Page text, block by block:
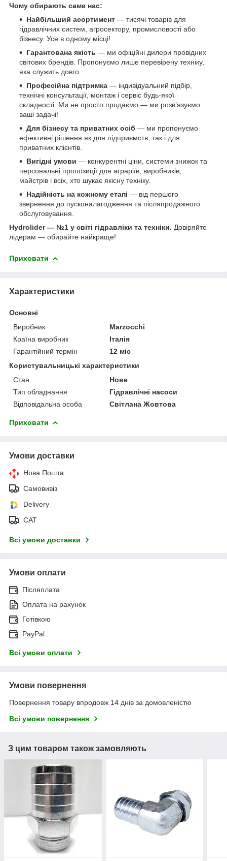
Чому обирають саме нас:
Найбільший асортимент — тисячі товарів для
гідравлічних систем, агросектору, промисловості або
бізнесу. Усе в одному місці!
Гарантована якість — ми офіційні дилери провідних
світових брендів. Пропонуємо лише перевірену техніку,
яка служить довго.
Професійна підтримка — індивідуальний підбір,
технічні консультації, монтаж і сервіс будь-якої
складності. Ми не просто продаємо — ми розв’язуємо
ваші задачі!
Для бізнесу та приватних осіб — ми пропонуємо
ефективні рішення як для підприємств, так і для
приватних клієнтів.
Вигідні умови — конкурентні ціни, системи знижок та
персональні пропозиції для аграріїв, виробників,
майстрів і всіх, хто шукає якісну техніку.
Надійність на кожному етапі — від першого
звернення до пусконалагодження та післяпродажного
обслуговування.
Hydrolider — №1 у світі гідравліки та техніки. Довіряйте
лідерам — обирайте найкраще!
Приховати
Характеристики
Основні
Виробник
Marzocchi
Країна виробник
Італія
Гарантійний термін
12 міс
Користувальницькі характеристики
Стан
Нове
Тип обладнання
Гідравлічні насоси
Відповідальна особа
Світлана Жовтова
Приховати
Умови доставки
Нова Пошта
Самовивіз
Delivery
САТ
Всі умови доставки
Умови оплати
Післяплата
Оплата на рахунок
Готівкою
PayPal
Всі умови оплати
Умови повернення
Повернення товару впродовж 14 днів за домовленістю
Всі умови повернення
З цим товаром також замовляють